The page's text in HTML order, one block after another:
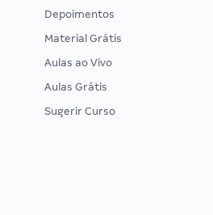
Depoimentos
Material Grátis
Aulas ao Vivo
Aulas Grátis
Sugerir Curso